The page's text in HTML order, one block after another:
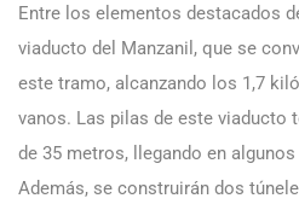
Entre los elementos destacados
viaducto del Manzanil, que se
este tramo, alcanzando los 1,7
vanos. Las pilas de este viaducto
de 35 metros, llegando en
Además, se construirán dos